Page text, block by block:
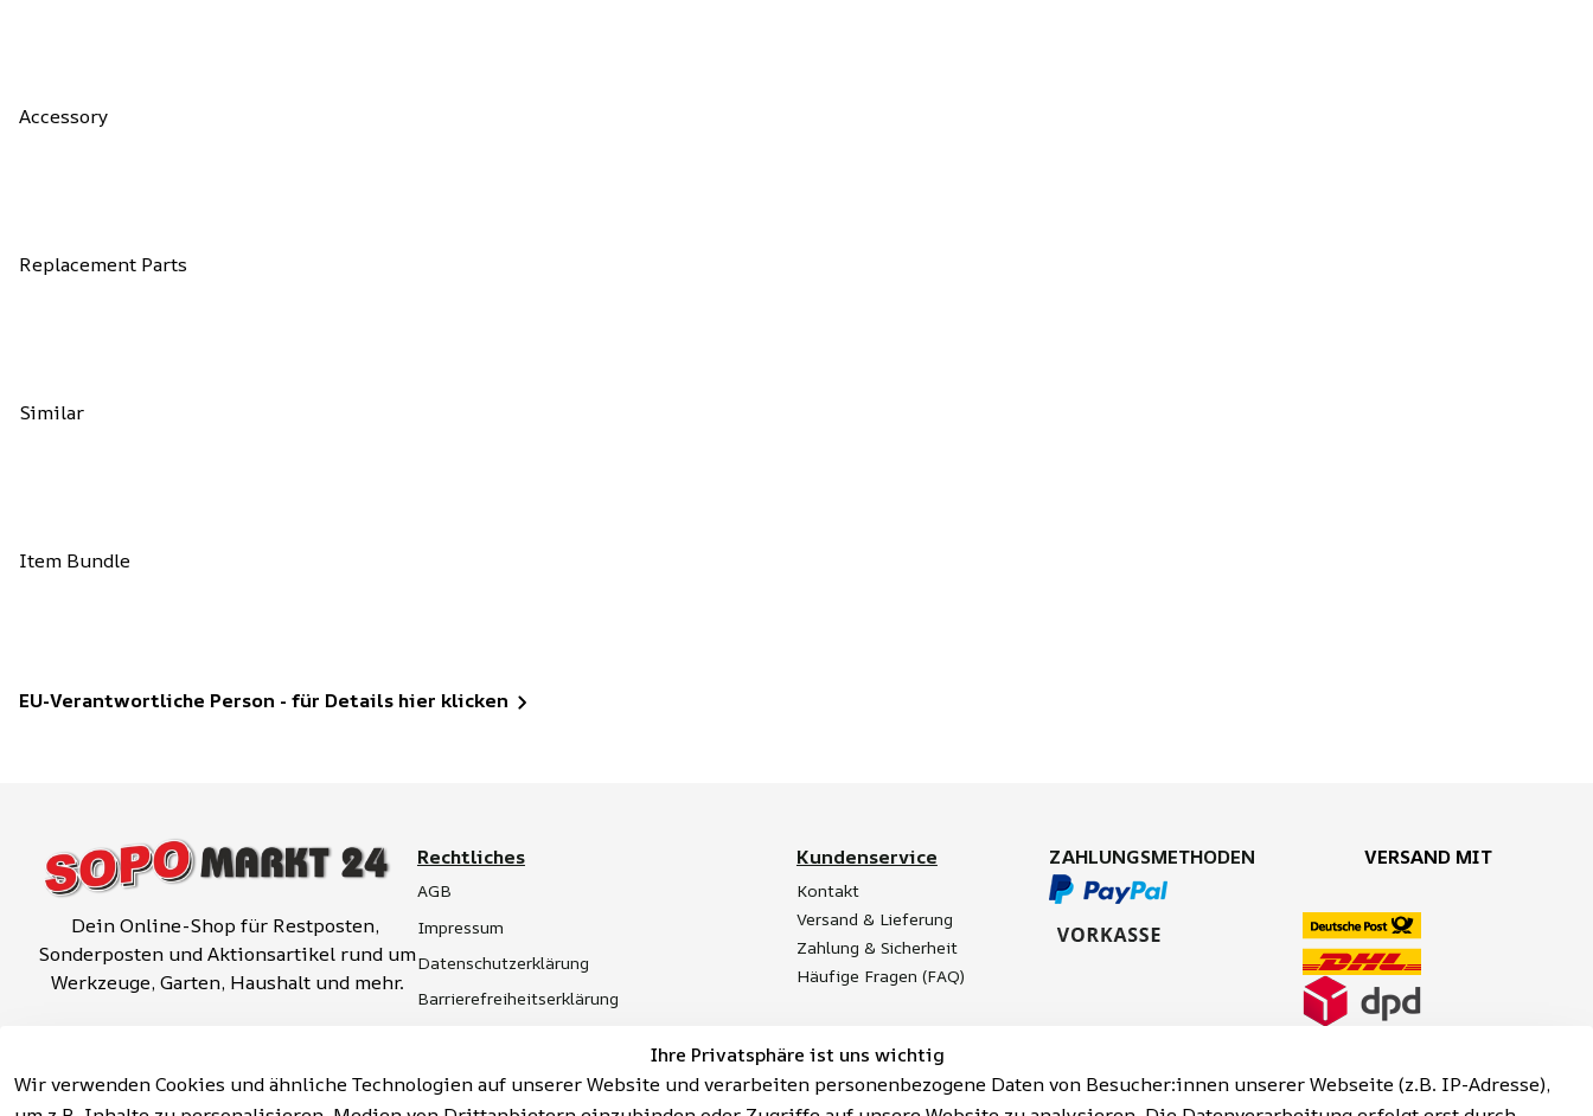
Accessory
Replacement Parts
Similar
Item Bundle
EU-Verantwortliche Person - für Details hier klicken
Ihre Privatsphäre ist uns wichtig
Wir verwenden Cookies und ähnliche Technologien auf unserer Website und verarbeiten personenbezogene Daten von Besucher:innen unserer Webseite (z.B. IP-Adresse),
Dein Online-Shop für Restposten,
Sonderposten und Aktionsartikel rund um
Werkzeuge, Garten, Haushalt und mehr.
Rechtliches
AGB
Impressum
Datenschutzerklärung
Barrierefreiheitserklärung
Kundenservice
Kontakt
Versand & Lieferung
Zahlung & Sicherheit
Häufige Fragen (FAQ)
ZAHLUNGSMETHODEN VERSAND MIT